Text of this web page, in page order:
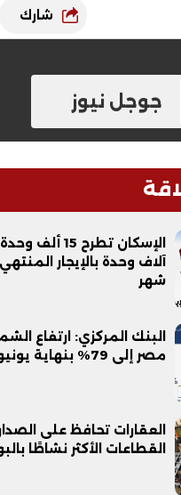
شارك
جوجل نيوز
آلاف وحدة بالإيجار
شهر
البنك المركزي: ارتفاع
مصر إلى 79% بنهاية يونيو 2026
العقارات تحافظ على
القطاعات الأكثر نشاطًا